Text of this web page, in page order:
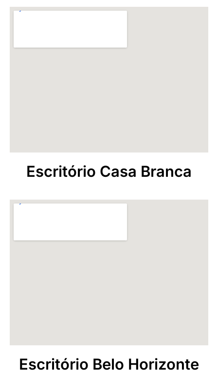
Escritório Belo Horizonte
Escritório Casa Branca